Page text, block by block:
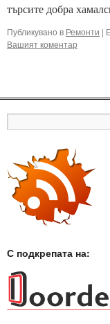
търсите добра
Публикувано в Ремонти |
Вашият коментар
С подкрепата на: